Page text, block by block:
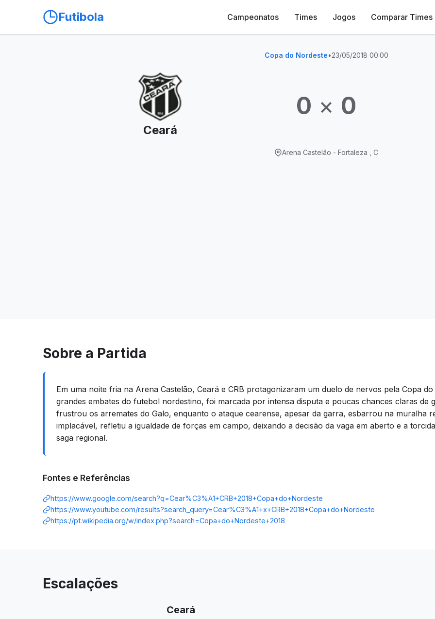
Futibola Campeonatos Times Jogos Comparar Times
Copa do Nordeste•23/05/2018 00:00
Ceará
0 × 0
Arena Castelão - Fortaleza , C
Sobre a Partida
Em uma noite fria na Arena Castelão, Ceará e CRB protagonizaram um duelo de nervos pela Copa
grandes embates do futebol nordestino, foi marcada por intensa disputa e poucas chances claras de
frustrou os arremates do Galo, enquanto o ataque cearense, apesar da garra, esbarrou na muralha
implacável, refletiu a igualdade de forças em campo, deixando a decisão da vaga em aberto e a
saga regional.
Fontes e Referências
https://www.google.com/search?q=Cear%C3%A1+CRB+2018+Copa+do+Nordeste
https://www.youtube.com/results?search_query=Cear%C3%A1+x+CRB+2018+Copa+do+Nordeste
https://pt.wikipedia.org/w/index.php?search=Copa+do+Nordeste+2018
Escalações
Ceará